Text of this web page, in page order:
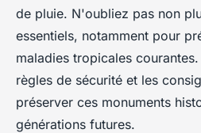
de pluie. N'oubliez pas non
essentiels, notamment pour
maladies tropicales
règles de sécurité et les
préserver ces monuments
générations futures.